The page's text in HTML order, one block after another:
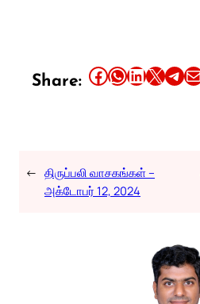
Share: Share this article on Facebook Share this article on WhatsApp Share this article on LinkedIn Share this article on X Share this article on TelegramEmail this Article
← திருப்பலி வாசகங்கள் –
அக்டோபர் 12, 2024